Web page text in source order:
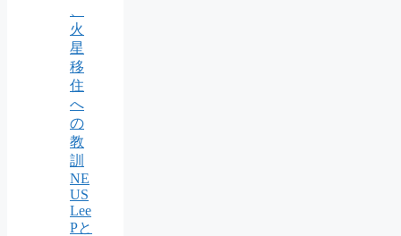
火
星
移
住
へ
の
教
訓
NE
US
Lee
Pと